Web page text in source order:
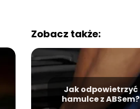
Zobacz także:
Jak odpowietrzyć
hamulce z ABSem?